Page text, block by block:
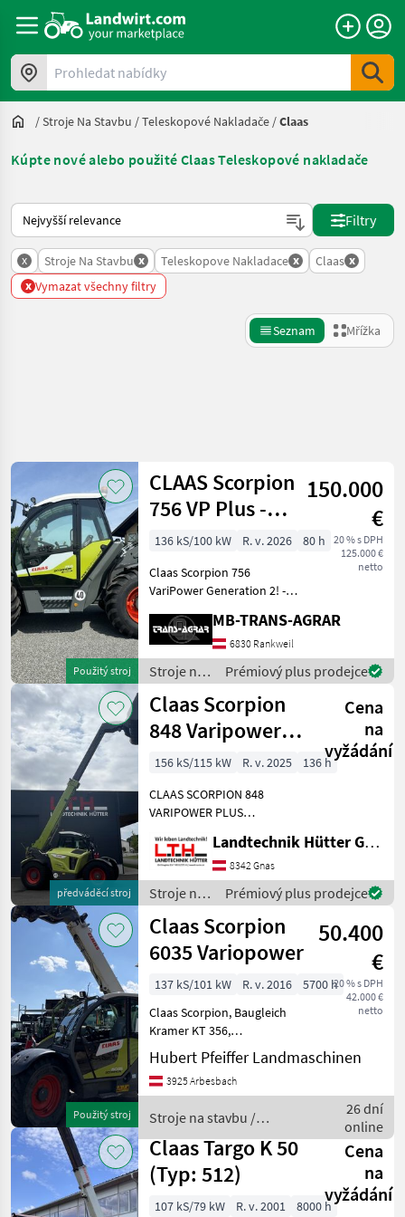
Prohledat nabídky
/Stroje Na Stavbu /Teleskopové Nakladače /Claas
Kúpte nové alebo použité Claas Teleskopové nakladače
Takto se řadí nabídky na Landwirt.com
Filtry
x Stroje Na Stavbu x Teleskopove Nakladace x Claas x
x Vymazat všechny filtry
Seznam Mřížka
Kategorie 4 Země Filtry
AKTUÁLNÍ
CESTA
stavebná
technika
Stroje
Na
Stavbu
Teleskopove
Nakladace
Claas
VYBRAT
KATEGORII
Claas
Manitou
JCB
Merlo
Dieci
Kramer
Zobrazit
všech
35
MODEL
Scorpion
1033
Obnovit
Zobrazit
121
výsledků
Použitý stroj
CLAAS Scorpion
756 VP Plus -
Gen2
150.000
€
20 % s DPH
125.000 €
netto
136 kS/100 kW R. v. 2026
80 h
Claas Scorpion 756
VariPower Generation 2! -
Aushubhöhe und 5.600 kg
Hubkraft Teleskoparm: -
Zweiteiliger, hydraulisch
ausfahrbarer Teleskop
MB-TRANS-AGRAR
6830 Rankweil
Stroje na
stavbu /
Claas
Prémiový plus prodejce
předváděcí stroj
Claas Scorpion
848 Varipower
Plus Generation
Cena
na
vyžádání
156 kS/115 kW R. v. 2025
136 h
CLAAS SCORPION 848
VARIPOWER PLUS
mit 8, 01 m Aushubhöhe
und 4.800 kg Hubkraft
Teleskoparm: - Zweiteiliger,
hydraulisch ausfahrbarer T
Landtechnik Hütter GmbH & Co KG
8342 Gnas
Stroje na
stavbu /
Claas
Prémiový plus prodejce
Použitý stroj
Claas Scorpion
6035 Variopower
50.400
€
20 % s DPH
42.000 €
netto
137 kS/101 kW R. v. 2016
5700 h
Claas Scorpion, Baugleich
Kramer KT 356,
Strassenzulassung,
Geräteveriegelung
hydraulisch, guter Zustandt
Palettengabel und Schaufel
auf lag
Hubert Pfeiffer Landmaschinen
3925 Arbesbach
Stroje na stavbu /
Claas
26 dní
online
Claas Targo K 50
(Typ: 512)
Cena
na
vyžádání
107 kS/79 kW R. v. 2001
8000 h